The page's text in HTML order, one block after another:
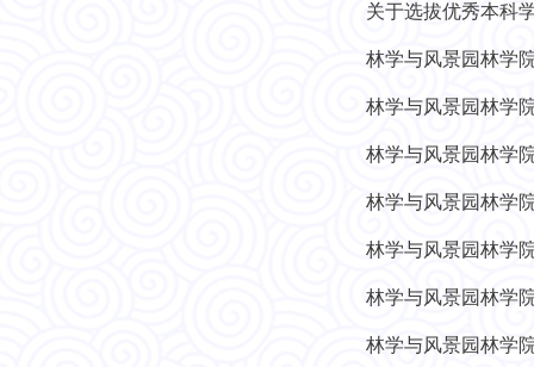
关于选拔优秀本科
林学与风景园林学
林学与风景园林学
林学与风景园林学
林学与风景园林学
林学与风景园林学
林学与风景园林学
林学与风景园林学